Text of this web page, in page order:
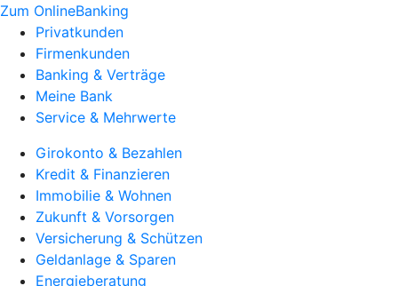
Zum OnlineBanking
Privatkunden
Firmenkunden
Banking & Verträge
Meine Bank
Service & Mehrwerte
Girokonto & Bezahlen
Kredit & Finanzieren
Immobilie & Wohnen
Zukunft & Vorsorgen
Versicherung & Schützen
Geldanlage & Sparen
Energieberatung